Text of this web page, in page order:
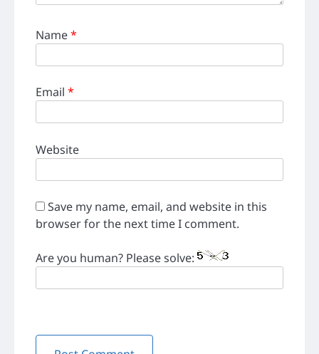
Name*
Email *
Website
Save my name, email, and website in this
browser for the next time I comment.
Are you human? Please solve: